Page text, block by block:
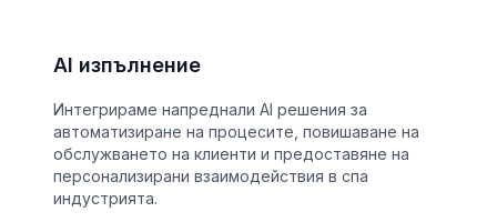
AI изпълнение
Интегрираме напреднали AI решения за
автоматизиране на процесите, повишаване на
обслужването на клиенти и предоставяне на
персонализирани взаимодействия в спа
индустрията.